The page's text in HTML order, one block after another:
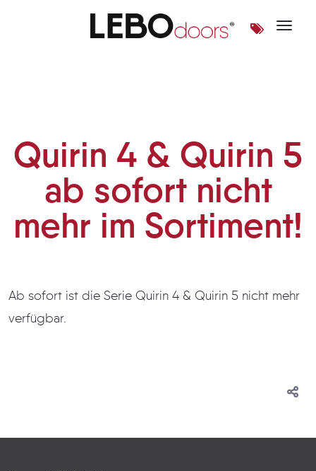
Toggle
Quirin 4 & Quirin 5
ab sofort nicht
mehr im Sortiment!
Ab sofort ist die Serie Quirin 4 & Quirin 5 nicht mehr
verfügbar.